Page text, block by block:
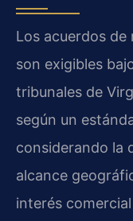
Los acuerdos
son exigibles
tribunales de
según un
considerando la
alcance
interés